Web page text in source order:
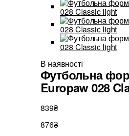
В наявності
Футбольна
Europaw 028
839₴
876₴